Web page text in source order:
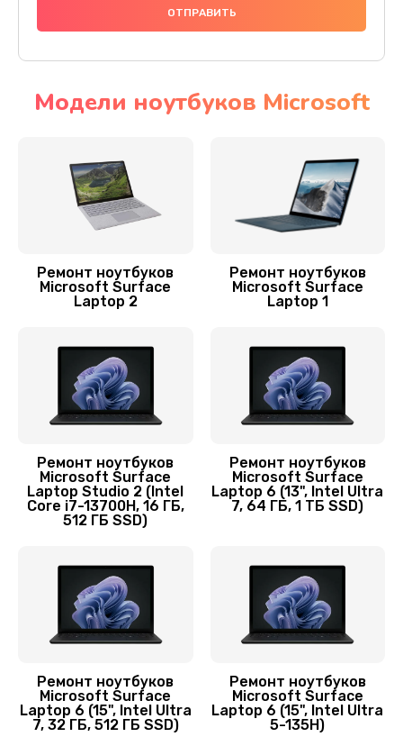
Замена SSD ноутбука Microsoft
Замена материнской платы
Заказать
3900 руб.
Заказать
Замена HDMI ноутбука Microsoft
390 руб.
Заказать
Модели ноутбуков Microsoft
Ремонт ноутбуков
Microsoft Surface
Laptop 2
Ремонт ноутбуков
Microsoft Surface
Laptop 1
Ремонт ноутбуков
Microsoft Surface
Laptop Studio 2 (Intel
Core i7-13700H, 16 ГБ,
512 ГБ SSD)
Ремонт ноутбуков
Microsoft Surface
Laptop 6 (13", Intel Ultra
7, 64 ГБ, 1 ТБ SSD)
Ремонт ноутбуков
Microsoft Surface
Laptop 6 (15", Intel Ultra
7, 32 ГБ, 512 ГБ SSD)
Ремонт ноутбуков
Microsoft Surface
Laptop 6 (15", Intel Ultra
5-135H)